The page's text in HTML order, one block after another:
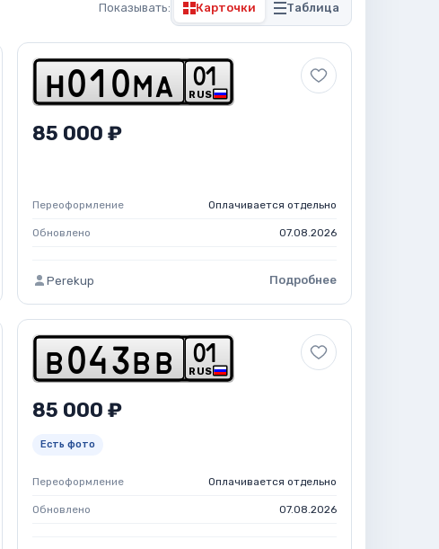
Показывать: Карточки Таблица
h 0 1 0 m a RUS
01
85 000 ₽
Переоформление Оплачивается отдельно
Обновлено 07.08.2026
Perekup Подробнее
b 0 4 3 b b RUS
01
85 000 ₽
Есть фото
Переоформление Оплачивается отдельно
Обновлено 07.08.2026